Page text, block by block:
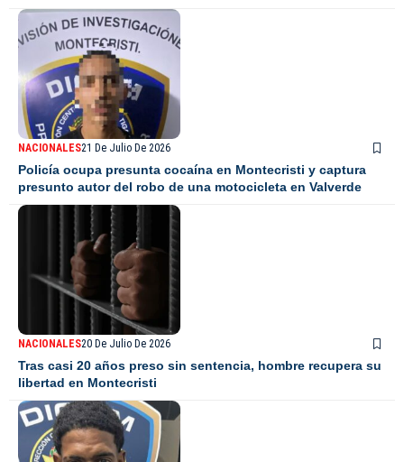
NACIONALES21 De Julio De 2026
Policía ocupa presunta cocaína en Montecristi y captura
presunto autor del robo de una motocicleta en Valverde
NACIONALES20 De Julio De 2026
Tras casi 20 años preso sin sentencia, hombre recupera su
libertad en Montecristi